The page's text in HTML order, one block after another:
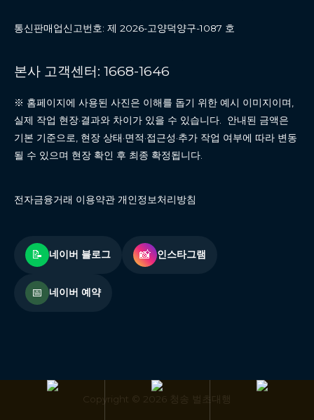
통신판매업신고번호: 제 2026-고양덕양구-1087 호
본사 고객센터: 1668-1646
※ 홈페이지에 사용된 사진은 이해를 돕기 위한 예시 이미지이며,
실제 작업 현장·결과와 차이가 있을 수 있습니다. 안내된 금액은
기본 기준으로, 현장 상태·면적·접근성·추가 작업 여부에 따라 변동
될 수 있으며 현장 확인 후 최종 확정됩니다.
전자금융거래 이용약관 개인정보처리방침
📝 네이버 블로그 📸 인스타그램
📅 네이버 예약
Copyright © 2026 청송 벌초대행